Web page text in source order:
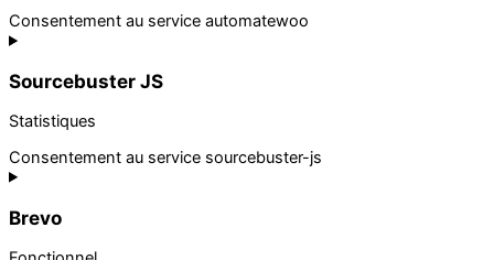
Consentement au service automatewoo
Sourcebuster JS
Statistiques
Consentement au service sourcebuster-js
Brevo